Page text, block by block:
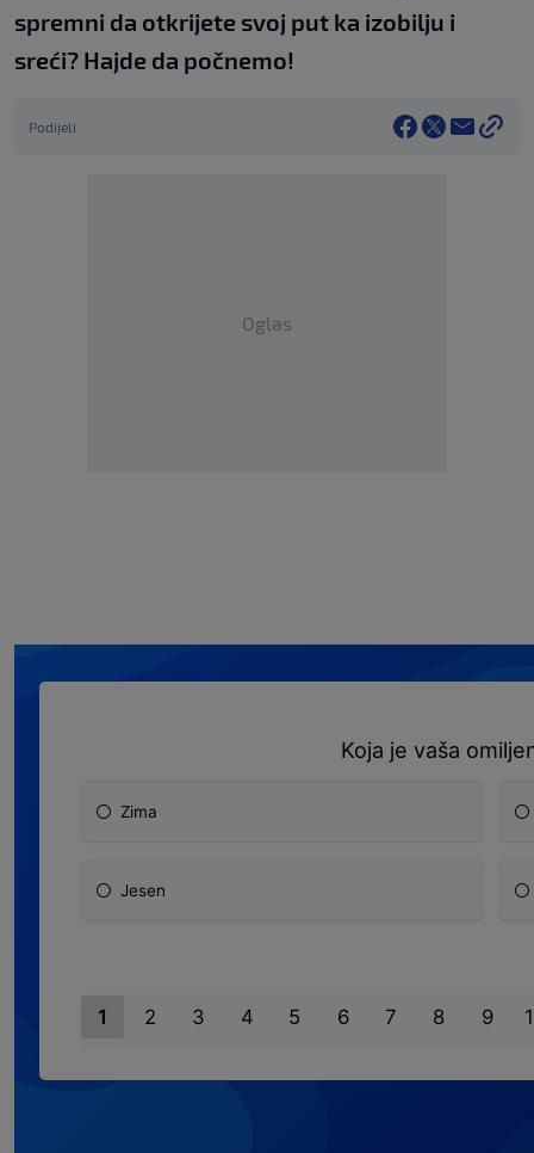
spremni da otkrijete svoj put ka izobilju i
sreći? Hajde da počnemo!
Podijeli
Oglas